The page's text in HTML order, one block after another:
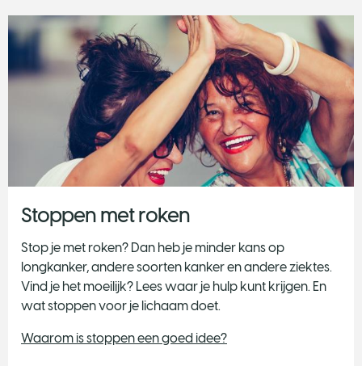
Stoppen met roken
Stop je met roken? Dan heb je minder kans op
longkanker, andere soorten kanker en andere ziektes.
Vind je het moeilijk? Lees waar je hulp kunt krijgen. En
wat stoppen voor je lichaam doet.
Waarom is stoppen een goed idee?